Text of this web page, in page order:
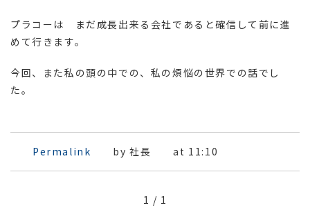
プラコーは まだ成長出来る会社であると確信して前に進
めて行きます。
今回、また私の頭の中での、私の煩悩の世界での話でし
た。
Permalink by 社長 at 11:10
1 / 1